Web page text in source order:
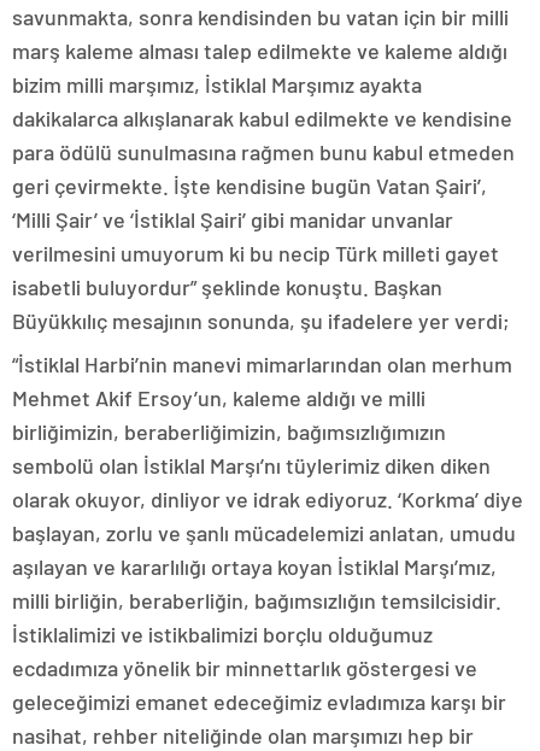
savunmakta, sonra kendisinden bu vatan için bir milli
marş kaleme alması talep edilmekte ve kaleme aldığı
bizim milli marşımız, İstiklal Marşımız ayakta
dakikalarca alkışlanarak kabul edilmekte ve kendisine
para ödülü sunulmasına rağmen bunu kabul etmeden
geri çevirmekte. İşte kendisine bugün Vatan Şairi’,
‘Milli Şair’ ve ‘İstiklal Şairi’ gibi manidar unvanlar
verilmesini umuyorum ki bu necip Türk milleti gayet
isabetli buluyordur” şeklinde konuştu. Başkan
Büyükkılıç mesajının sonunda, şu ifadelere yer verdi;
“İstiklal Harbi’nin manevi mimarlarından olan merhum
Mehmet Akif Ersoy’un, kaleme aldığı ve milli
birliğimizin, beraberliğimizin, bağımsızlığımızın
sembolü olan İstiklal Marşı’nı tüylerimiz diken diken
olarak okuyor, dinliyor ve idrak ediyoruz. ‘Korkma’ diye
başlayan, zorlu ve şanlı mücadelemizi anlatan, umudu
aşılayan ve kararlılığı ortaya koyan İstiklal Marşı’mız,
milli birliğin, beraberliğin, bağımsızlığın temsilcisidir.
İstiklalimizi ve istikbalimizi borçlu olduğumuz
ecdadımıza yönelik bir minnettarlık göstergesi ve
geleceğimizi emanet edeceğimiz evladımıza karşı bir
nasihat, rehber niteliğinde olan marşımızı hep bir